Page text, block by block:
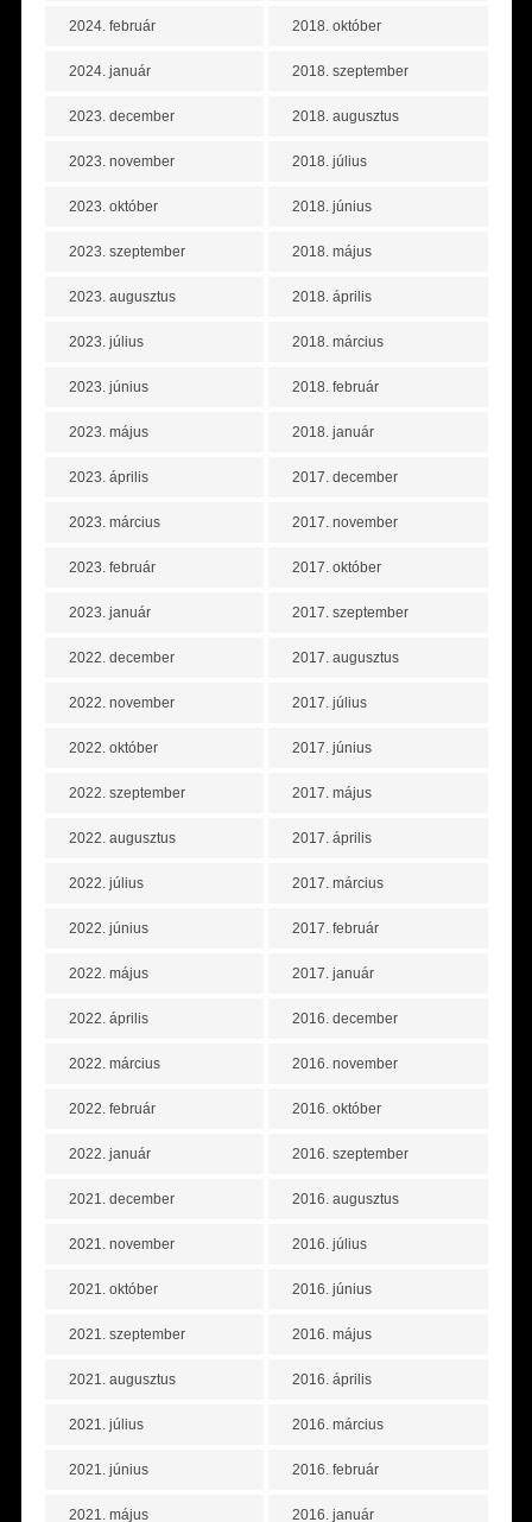
2024. február
2024. január
2023. december
2023. november
2023. október
2023. szeptember
2023. augusztus
2023. július
2023. június
2023. május
2023. április
2023. március
2023. február
2023. január
2022. december
2022. november
2022. október
2022. szeptember
2022. augusztus
2022. július
2022. június
2022. május
2022. április
2022. március
2022. február
2022. január
2021. december
2021. november
2021. október
2021. szeptember
2021. augusztus
2021. július
2021. június
2021. május
2018. október
2018. szeptember
2018. augusztus
2018. július
2018. június
2018. május
2018. április
2018. március
2018. február
2018. január
2017. december
2017. november
2017. október
2017. szeptember
2017. augusztus
2017. július
2017. június
2017. május
2017. április
2017. március
2017. február
2017. január
2016. december
2016. november
2016. október
2016. szeptember
2016. augusztus
2016. július
2016. június
2016. május
2016. április
2016. március
2016. február
2016. január